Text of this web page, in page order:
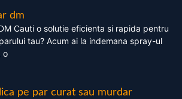
dm
Cauti o solutie eficienta si rapida pentru
tau? Acum ai la indemana spray-ul
o
pe par curat sau murdar